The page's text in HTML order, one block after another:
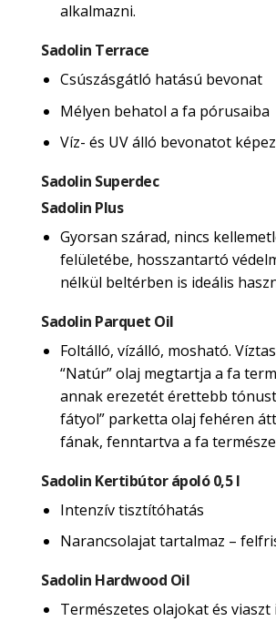
alkalmazni.
Sadolin Terrace
Csúszásgátló hatású bevonat
Mélyen behatol a fa pórusaiba
Víz- és UV álló bevonatot képez
Sadolin Superdec
Sadolin Plus
Gyorsan szárad, nincs
felületébe, hosszantartó
nélkül beltérben is ideális
Sadolin Parquet Oil
Foltálló, vízálló, mosható.
“Natúr” olaj megtartja a fa
annak erezetét érettebb tónust
fátyol” parketta olaj fehéren
fának, fenntartva a fa
Sadolin Kertibútor ápoló 0,5 l
Intenzív tisztítóhatás
Narancsolajat tartalmaz –
Sadolin Hardwood Oil
Természetes olajokat és viaszt